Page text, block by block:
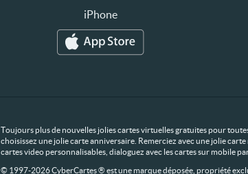
iPhone
Toujours plus de nouvelles jolies cartes virtuelles gratuites pour
choisissez une jolie carte anniversaire. Remerciez avec une jolie
cartes video personnalisables, dialoguez avec les cartes sur mobile
© 1997-2026 CyberCartes ® est une marque déposée, propriété